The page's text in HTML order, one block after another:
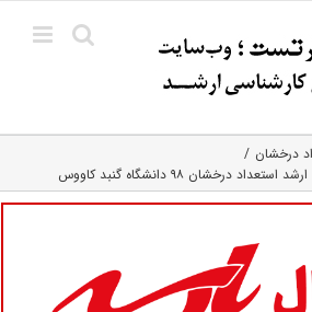
درخشان
درخشان ۹۸ دانشگاه گنبد کاووس